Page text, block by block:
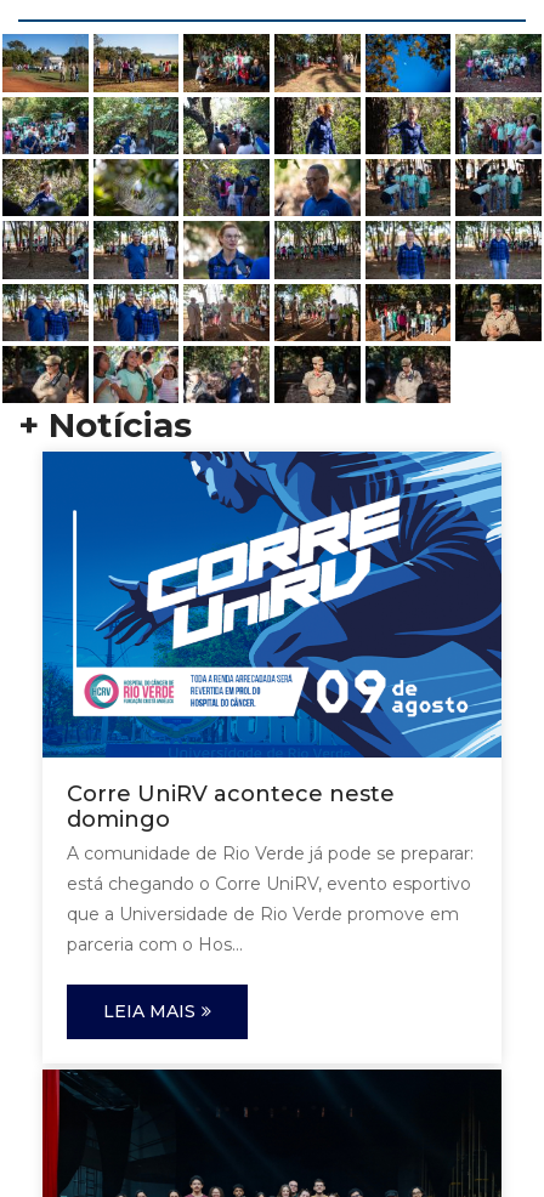
+ Notícias
Corre UniRV acontece neste
domingo
A comunidade de Rio Verde já pode se preparar:
está chegando o Corre UniRV, evento esportivo
que a Universidade de Rio Verde promove em
parceria com o Hos...
LEIA MAIS